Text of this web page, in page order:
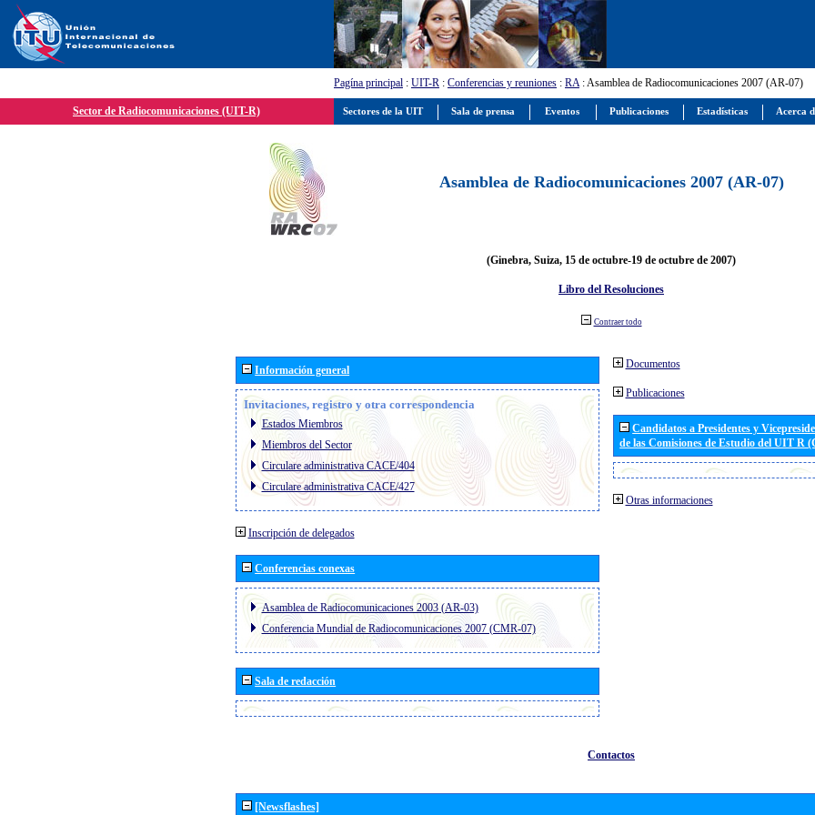
Pagína principal : UIT-R : Conferencias y reuniones : RA: Asamblea de Radiocomunicaciones 2007 (AR-07)
Sector de Radiocomunicaciones (UIT-R)
Asamblea de Radiocomunicaciones 2007 (AR-07)
(Ginebra, Suiza, 15 de octubre-19 de octubre de 2007)
Libro del Resoluciones
Contraer todo
Información general
Invitaciones, registro y otra correspondencia
Estados Miembros
Miembros del Sector
Circulare administrativa CACE/404
Circulare administrativa CACE/427
Inscripción de delegados
Conferencias conexas
Asamblea de Radiocomunicaciones 2003 (AR-03)
Conferencia Mundial de Radiocomunicaciones 2007 (CMR-07)
Sala de redacción
Documentos
Publicaciones
Candidatos a Presidentes y
de las Comisiones de Estudio del UIT R
Otras informaciones
Contactos
[Newsflashes]
Sectores de la UIT Sala de prensa Eventos Publicaciones Estadísticas Acerca